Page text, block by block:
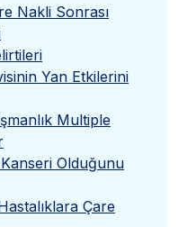
Nakli Sonrası
Yan Etkilerini
Multiple
Olduğunu
Çare